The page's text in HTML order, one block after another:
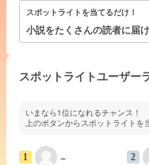
スポットライトを当てるだけ！
小説をたくさんの読者に届
スポットライトユーザー
いまなら1位になれるチャンス！
上のボタンからスポットライトを
1 − 2